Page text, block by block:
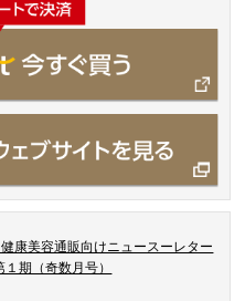
康美容通販向けニュースーレター
期（奇数月号）